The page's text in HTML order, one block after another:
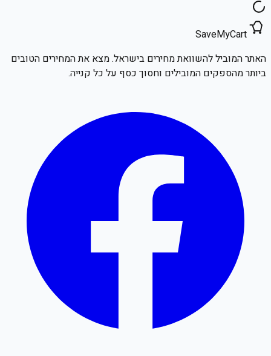
SaveMyCart
האתר המוביל להשוואת מחירים בישראל. מצא את המחירים הטובים
ביותר מהספקים המובילים וחסוך כסף על כל קנייה.